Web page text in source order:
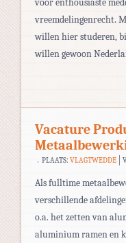
vreemdelingenrecht.
willen hier studeren,
willen gewoon
Vacature
PLAATS: VLAGTWEDDE
Als fulltime
verschillende
o.a. het zetten van
aluminium ramen en